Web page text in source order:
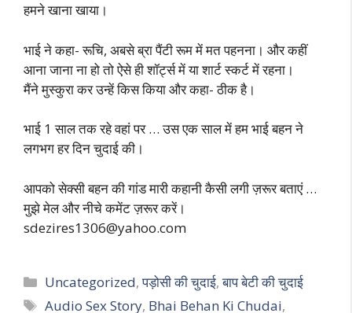
हमने खाना खाया।
भाई ने कहा- रूचि, अबसे ब्रा पैंटी रूम में मत पहनना। और कहीं
आना जाना ना हो तो ऐसे ही शॉर्ट्स में या शार्ट स्कर्ट में रहना।
मैंने मुस्कुरा कर उन्हें किस किया और कहा- ठीक है।
भाई 1 साल तक रहे वहां पर … उस एक साल में हम भाई बहन ने
लगभग हर दिन चुदाई की।
आपको सेक्सी बहन की गांड मारी कहानी कैसी लगी ज़रूर बताएं …
मुझे मेल और नीचे कमेंट ज़रूर करें।
sdezires1306@yahoo.com
Categories
Uncategorized,पड़ोसी की चुदाई,बाप बेटी की चुदाई
Tags
Audio Sex Story, Bhai Behan Ki Chudai,